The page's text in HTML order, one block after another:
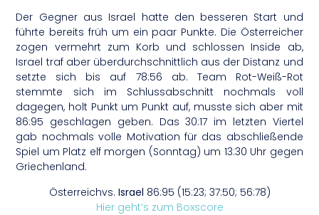
Der Gegner aus Israel hatte den besseren Start und
führte bereits früh um ein paar Punkte. Die Österreicher
zogen vermehrt zum Korb und schlossen Inside ab,
Israel traf aber überdurchschnittlich aus der Distanz und
setzte sich bis auf 78:56 ab. Team Rot-Weiß-Rot
stemmte sich im Schlussabschnitt nochmals voll
dagegen, holt Punkt um Punkt auf, musste sich aber mit
86:95 geschlagen geben. Das 30:17 im letzten Viertel
gab nochmals volle Motivation für das abschließende
Spiel um Platz elf morgen (Sonntag) um 13:30 Uhr gegen
Griechenland.
Österreichvs. Israel 86:95 (15:23; 37:50; 56:78)
Hier geht’s zum Boxscore